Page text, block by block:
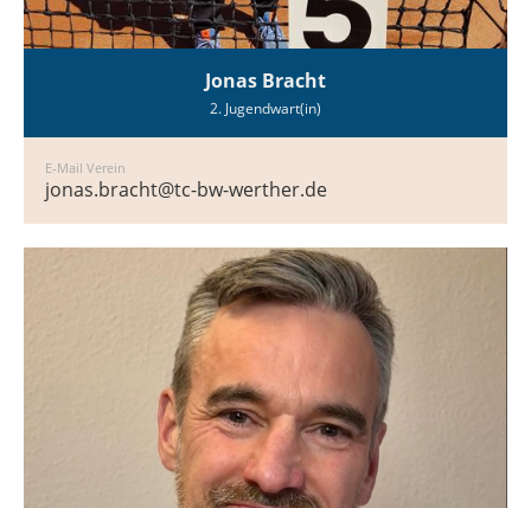
Jonas Bracht
2. Jugendwart(in)
E-Mail Verein
jonas.bracht@tc-bw-werther.de